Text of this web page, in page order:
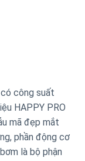
có công suất
HAPPY PRO
mã đẹp mắt
phần động cơ
là bộ phận